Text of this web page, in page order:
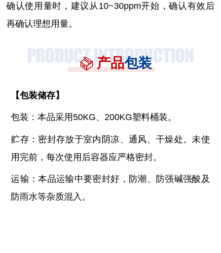
确认使用量时，建议从 10~30ppm开始，确认有效后
再确认理想用量。
产品包装
【包装储存】
包装：本品采用50KG、200KG塑料桶装。
贮存：密封存放于室内阴凉、通风、干燥处。未使
用完前，每次使用后容器应严格密封。
运输：本品运输中要密封好，防潮、防强碱强酸及
防雨水等杂质混入。